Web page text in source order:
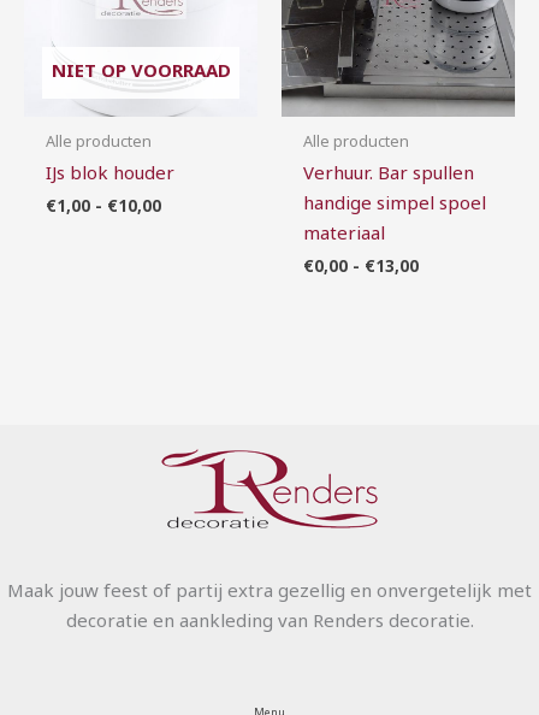
NIET OP VOORRAAD
Alle producten
IJs blok houder
€1,00 - €10,00
Alle producten
Verhuur. Bar spullen
handige simpel spoel
materiaal
€0,00 - €13,00
Maak jouw feest of partij extra gezellig en onvergetelijk met
decoratie en aankleding van Renders decoratie.